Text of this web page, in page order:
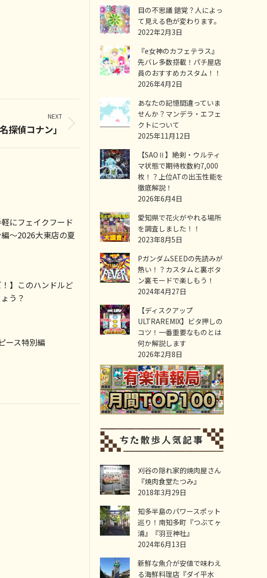
NEXT
探偵コナン」
にフェイクフード
～2026大東店の夏
！】このハンドルど
う？
ース特別編
目の不思議 錯覚？人によっ
て見える色が変わります。
2022年2月3日
『e女神のカフェテラス』
先バレ多数搭載！パチ屋店
員のおすすめカスタム！！
2026年4月2日
あなたの記憶間違っていま
せんか？マンデラ・エフェ
クトについて
2025年11月12日
【SAOⅡ】絶剣・ウルティ
マ状態で期待枚数約7,000
枚！？上位ATの出玉性能を
徹底解説！
2026年6月4日
愛知県で花火がやれる場所
を調査しました！！
2023年8月5日
PガンダムSEEDの先読みが
熱い！？カスタムと裏ボタ
ン裏モードで楽しもう！
2024年4月27日
【ディスクアップ
ULTRAREMIX】ビタ押しの
コツ！一番重要なものとは
何か解説します
2026年2月8日
刈谷の隠れ家的焼肉屋さん
『焼肉食堂たつみ』
2018年3月29日
知多半島のパワースポット
巡り！南知多町『つぶてヶ
浦』『羽豆神社』
2024年6月13日
新鮮な魚介が安値で味わえ
る海鮮料理店『ダイ平水